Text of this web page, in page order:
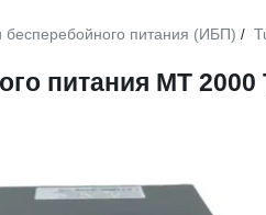
бесперебойного питания (ИБП) /
питания MT